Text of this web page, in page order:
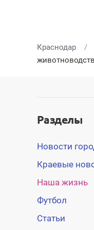
Краснодар
Разделы
Новости
Краевые
Наша жизнь
Футбол
Статьи